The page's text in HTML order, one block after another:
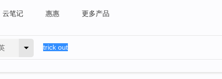
云笔记 惠惠 更多产品